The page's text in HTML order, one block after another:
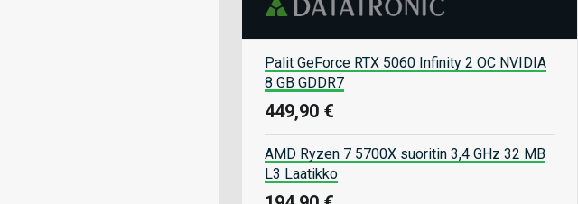
Palit GeForce RTX 5060 Infinity 2 OC NVIDIA
8 GB GDDR7
449,90 €
AMD Ryzen 7 5700X suoritin 3,4 GHz 32 MB
L3 Laatikko